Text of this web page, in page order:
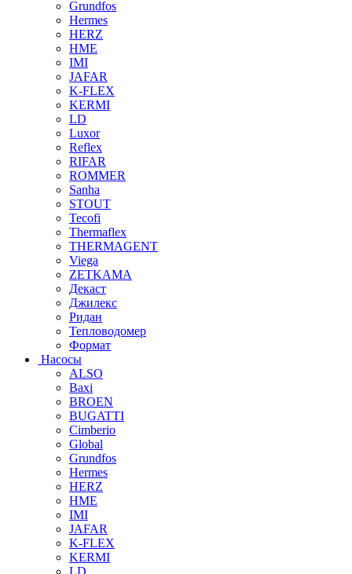
Grundfos
Hermes
HERZ
HME
IMI
JAFAR
K-FLEX
KERMI
LD
Luxor
Reflex
RIFAR
ROMMER
Sanha
STOUT
Tecofi
Thermaflex
THERMAGENT
Viega
ZETKAMA
Декаст
Джилекс
Ридан
Тепловодомер
Формат
Насосы
ALSO
Baxi
BROEN
BUGATTI
Cimberio
Global
Grundfos
Hermes
HERZ
HME
IMI
JAFAR
K-FLEX
KERMI
LD